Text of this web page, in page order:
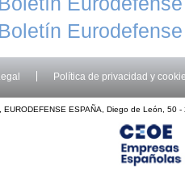
Boletín
Política de privacidad y
EURODEFENSE ESPAÑA, Diego de León, 50